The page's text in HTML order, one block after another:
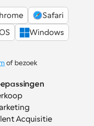
Safari
Windows
Acquisitie